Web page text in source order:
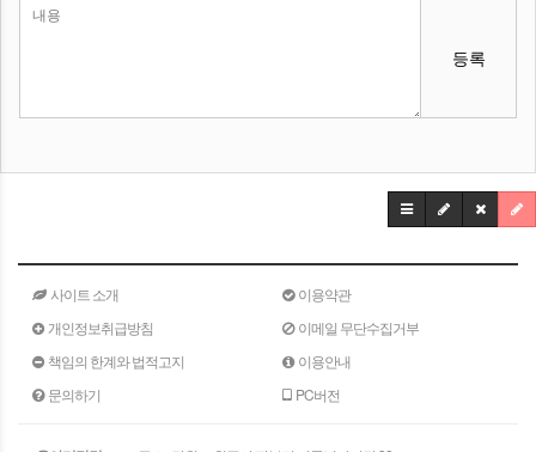
등록
사이트 소개
이용약관
개인정보취급방침
이메일 무단수집거부
책임의 한계와 법적고지
이용안내
문의하기
PC버전